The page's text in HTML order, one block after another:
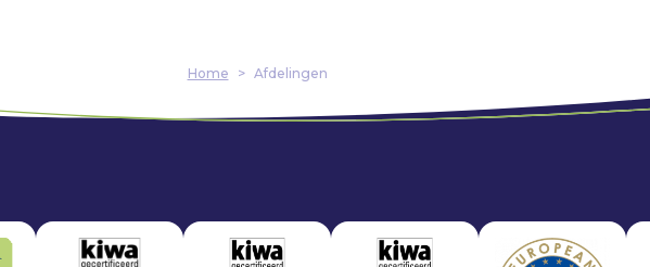
Home > Afdelingen